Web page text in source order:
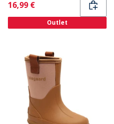
Current
16,99 €
Outlet